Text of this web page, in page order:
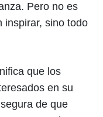
Pero no es
inspirar, sino todo
que los
en su
de que